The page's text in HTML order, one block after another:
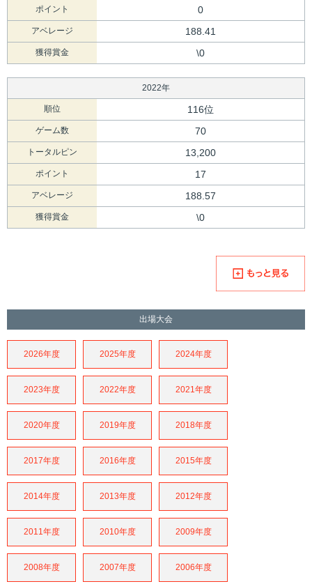
ポイント 0
アベレージ 188.41
獲得賞金 \0
2022年
順位 116位
ゲーム数 70
トータルピン 13,200
ポイント 17
アベレージ 188.57
獲得賞金 \0
出場大会
2026年度 2025年度 2024年度
2023年度 2022年度 2021年度
2020年度 2019年度 2018年度
2017年度 2016年度 2015年度
2014年度 2013年度 2012年度
2011年度 2010年度 2009年度
2008年度 2007年度 2006年度